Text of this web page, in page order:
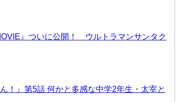
』ついに公開！ ウルトラマンサンタク
！』第5話 何かと多感な中学2年生・太宰と